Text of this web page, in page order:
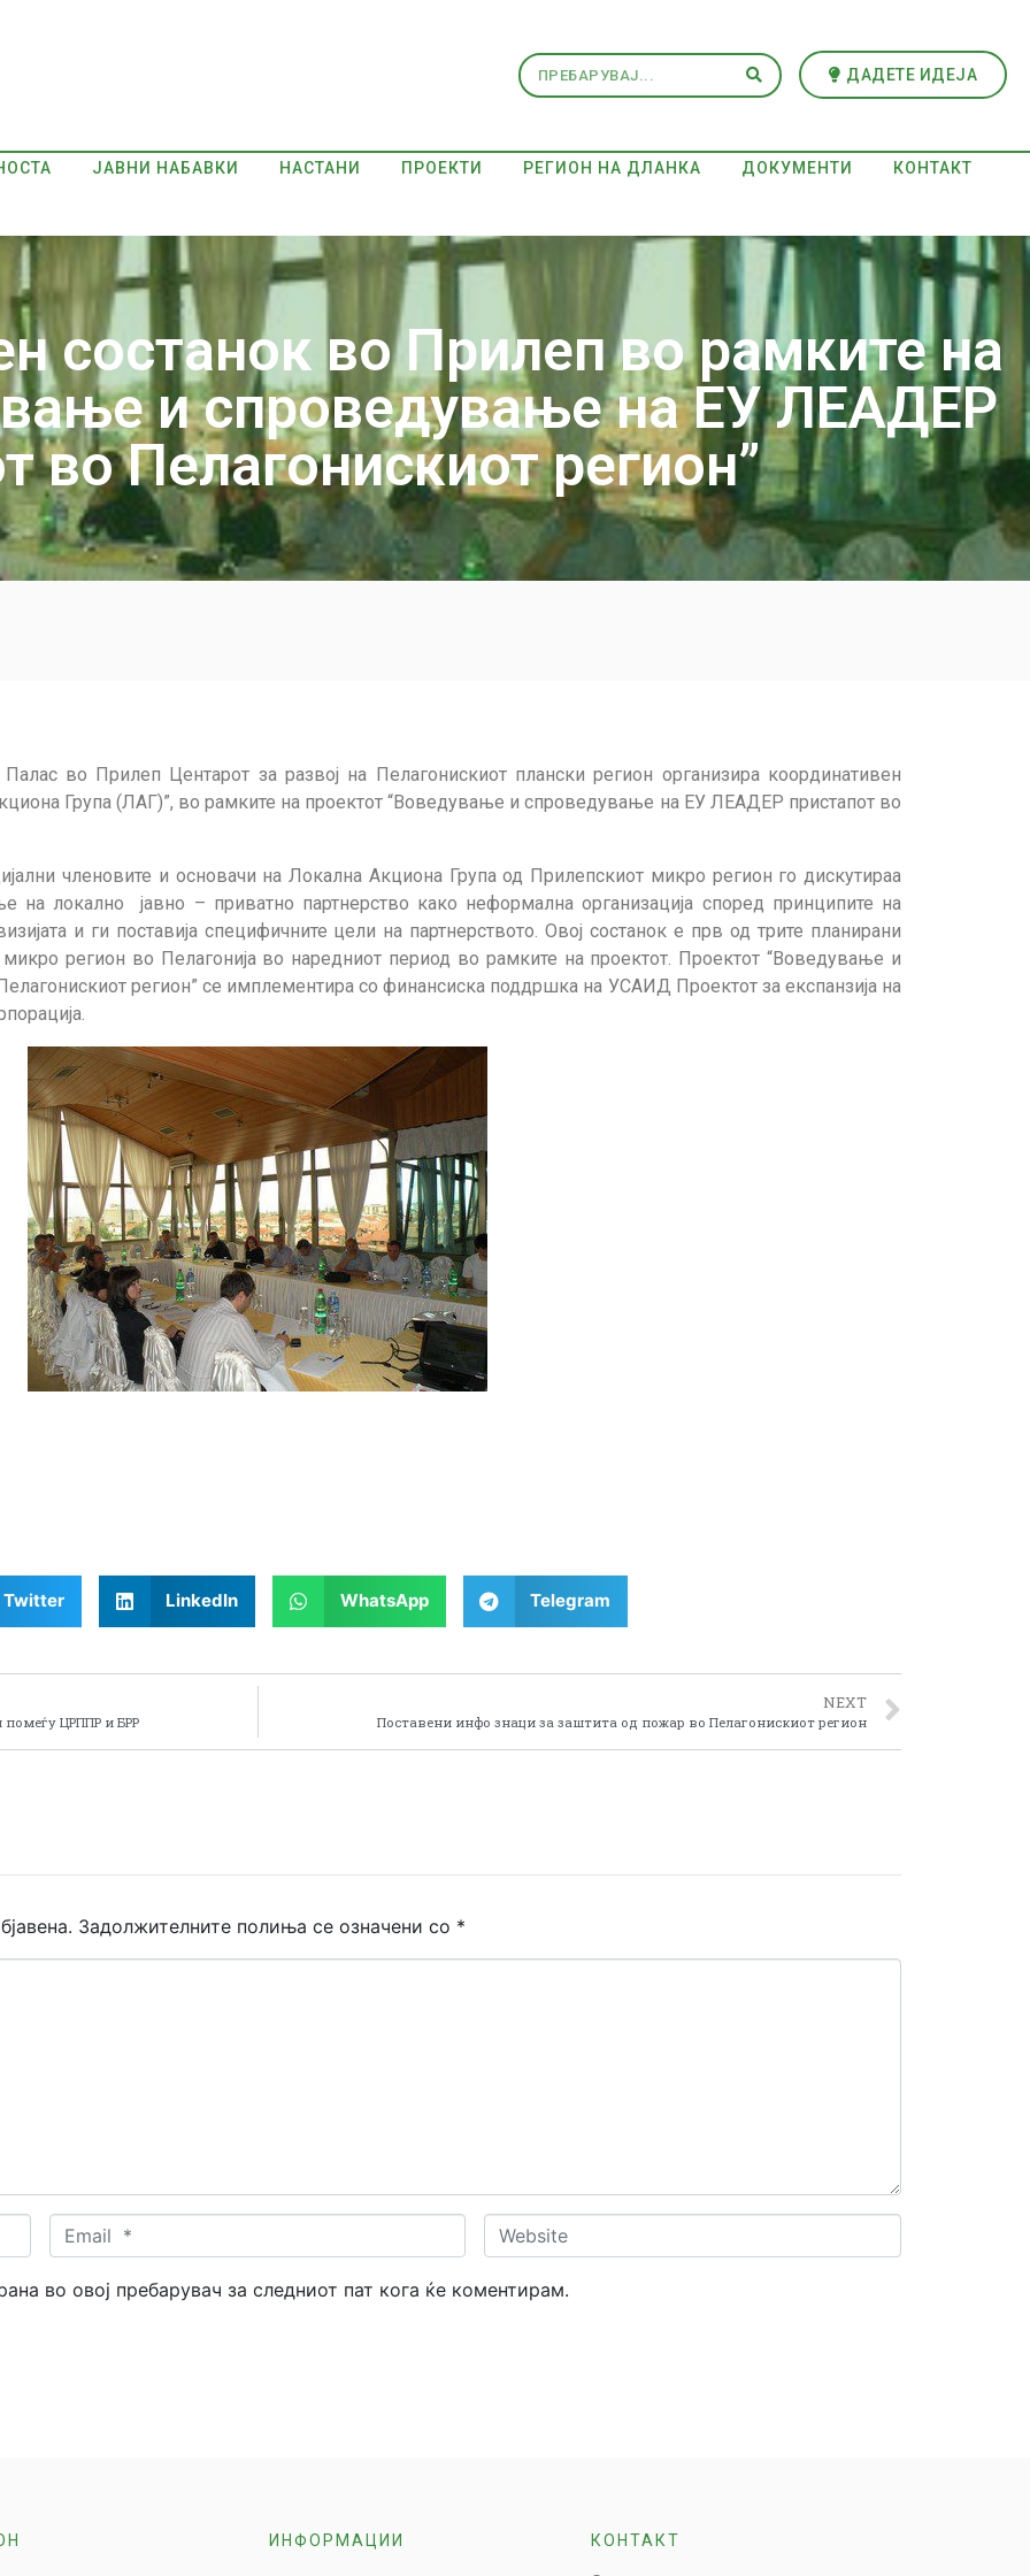
ДАДЕТЕ ИДЕЈА
ЈАВНИ НАБАВКИ НАСТАНИ ПРОЕКТИ РЕГИОН НА ДЛАНКА ДОКУМЕНТИ КОНТАКТ
состанок во Прилеп во рамките на
и спроведување на ЕУ ЛЕАДЕР
во Пелагонискиот регион”
во Прилеп Центарот за развој на Пелагонискиот плански регион организира координативен
Група (ЛАГ)”, во рамките на проектот “Воведување и спроведување на ЕУ ЛЕАДЕР пристапот во
членовите и основачи на Локална Акциона Група од Прилепскиот микро регион го дискутираа
локално јавно – приватно партнерство како неформална организација според принципите на
и ги поставија специфичните цели на партнерството. Овој состанок е прв од трите планирани
регион во Пелагонија во наредниот период во рамките на проектот. Проектот “Воведување и
регион” се имплементира со финансиска поддршка на УСАИД Проектот за експанзија на
Twitter LinkedIn WhatsApp Telegram
ЦРППР и БРР
NEXT
Поставени инфо знаци за заштита од пожар во Пелагонискиот регион
Задолжителните полиња се означени со *
Email
*
Website
во овој пребарувач за следниот пат кога ќе коментирам.
ИНФОРМАЦИИ КОНТАКТ